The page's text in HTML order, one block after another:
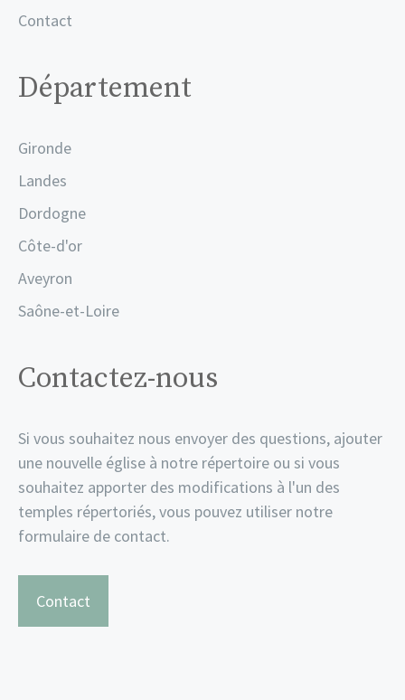
Contact
Département
Gironde
Landes
Dordogne
Côte-d'or
Aveyron
Saône-et-Loire
Contactez-nous
Si vous souhaitez nous envoyer des questions, ajouter
une nouvelle église à notre répertoire ou si vous
souhaitez apporter des modifications à l'un des
temples répertoriés, vous pouvez utiliser notre
formulaire de contact.
Contact